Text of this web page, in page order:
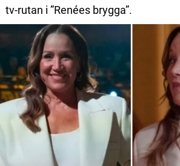
tv-rutan i ”Renées brygga”.